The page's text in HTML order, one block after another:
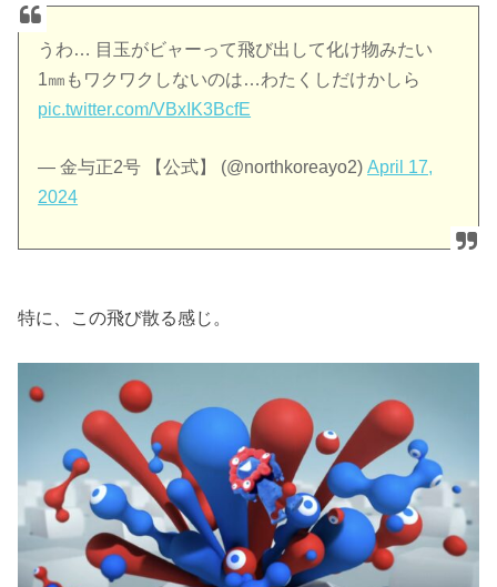
うわ… 目玉がビャーって飛び出して化け物みたい
1㎜もワクワクしないのは…わたくしだけかしら
pic.twitter.com/VBxIK3BcfE
— 金与正2号 【公式】 (@northkoreayo2)April 17,
2024
特に、この飛び散る感じ。